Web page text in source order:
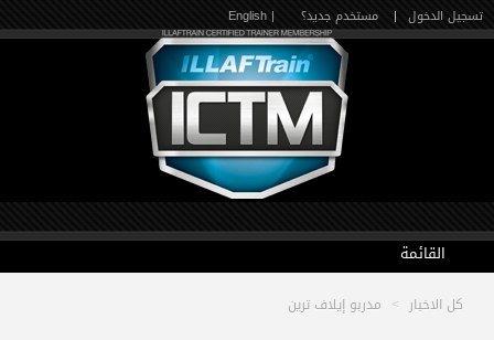
تسجيل الدخول | مستخدم جديد؟ | English
القائمة
الرئيسية
كل الاخبار > مدربو إيلاف ترين